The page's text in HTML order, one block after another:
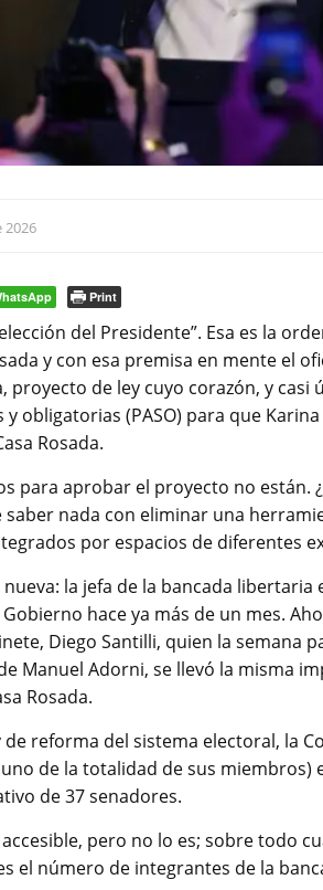
2026
Print
del Presidente”. Esa es la
y con esa premisa en mente el
proyecto de ley cuyo corazón, y
obligatorias (PASO) para que
Rosada.
para aprobar el proyecto no están.
nada con eliminar una
por espacios de diferentes
la jefa de la bancada
hace ya más de un mes.
Diego Santilli, quien la semana
Manuel Adorni, se llevó la misma
Rosada.
reforma del sistema electoral, la
de la totalidad de sus miembros)
de 37 senadores.
pero no lo es; sobre todo
el número de integrantes de la